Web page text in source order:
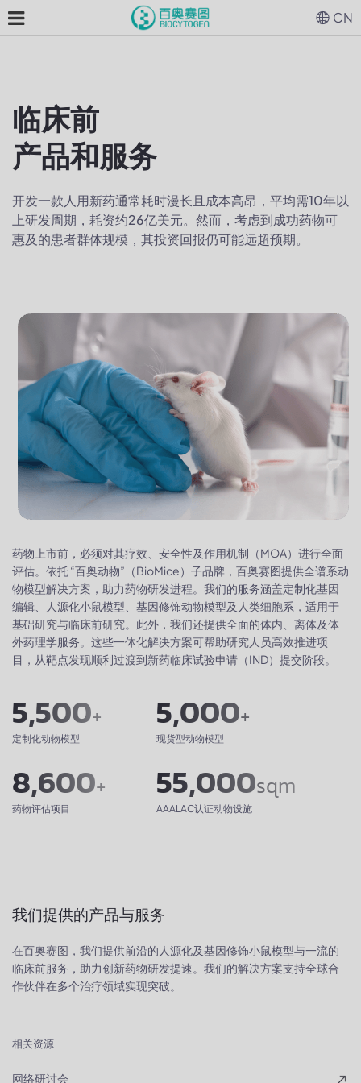
临床前
产品和服务
开发一款人用新药通常耗时漫长且成本高昂，平均需10年以
上研发周期，耗资约26亿美元。然而，考虑到成功药物可
惠及的患者群体规模，其投资回报仍可能远超预期。
药物上市前，必须对其疗效、安全性及作用机制（MOA）进行全面
评估。依托 “百奥动物”（BioMice）子品牌，百奥赛图提供全谱系动
物模型解决方案，助力药物研发进程。我们的服务涵盖定制化基因
编辑、人源化小鼠模型、基因修饰动物模型及人类细胞系，适用于
基础研究与临床前研究。此外，我们还提供全面的体内、离体及体
外药理学服务。这些一体化解决方案可帮助研究人员高效推进项
目，从靶点发现顺利过渡到新药临床试验申请（IND）提交阶段。
5,500+
定制化动物模型
5,000+
现货型动物模型
8,600+
药物评估项目
55,000sqm
AAALAC认证动物设施
我们提供的产品与服务
在百奥赛图，我们提供前沿的人源化及基因修饰小鼠模型与一流的
临床前服务，助力创新药物研发提速。我们的解决方案支持全球合
作伙伴在多个治疗领域实现突破。
相关资源
网络研讨会
CN